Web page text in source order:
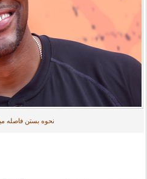
نحوه بستن فاصله